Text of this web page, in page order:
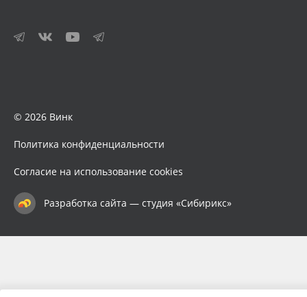
© 2026 Винк
Политика конфиденциальности
Согласие на использование cookies
Разработка сайта — студия «Сибирикс»